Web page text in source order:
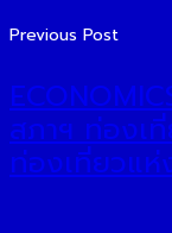
Previous Post
สภาฯ ท่องเ
ท่องเที่ยวแห่